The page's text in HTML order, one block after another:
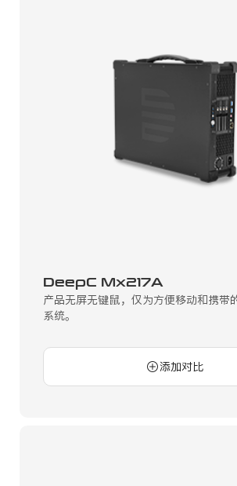
DeepC Mx217A
产品无屏无键鼠，仅为方便移动和携带
系统。
添加对比